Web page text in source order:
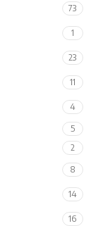
73
1
23
11
4
5
2
8
14
16